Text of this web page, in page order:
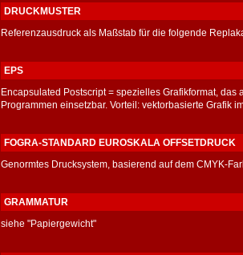
DRUCKMUSTER
Referenzausdruck als Maßstab für die folgende
EPS
Encapsulated Postscript = spezielles Grafikformat, das
Programmen einsetzbar. Vorteil: vektorbasierte Grafik
FOGRA-STANDARD EUROSKALA OFFSETDRUCK
Genormtes Drucksystem, basierend auf dem CMYK-
GRAMMATUR
siehe "Papiergewicht"